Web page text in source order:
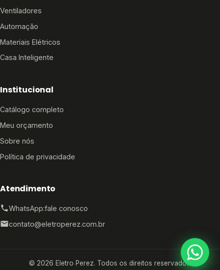
Ventiladores
Automação
Materiais Elétricos
Casa Inteligente
Institucional
Catálogo completo
Meu orçamento
Sobre nós
Política de privacidade
Atendimento
WhatsApp:fale conosco
contato@eletroperez.com.br
© 2026 Eletro Perez. Todos os direitos reservados.